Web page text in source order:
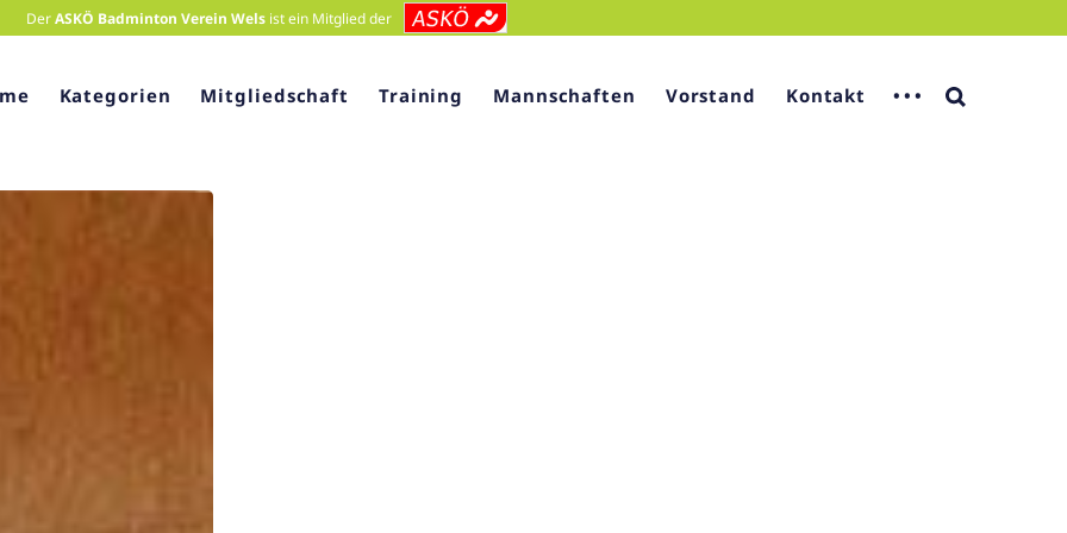
DerASKÖ Badminton Verein Wels ist ein Mitglied der
Kategorien Mitgliedschaft Training Mannschaften Vorstand Kontakt